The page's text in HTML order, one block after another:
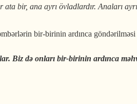
bir, ana ayrı övladlardır. Anaları
bir-birinin ardınca
Biz də onları bir-birinin ardınca